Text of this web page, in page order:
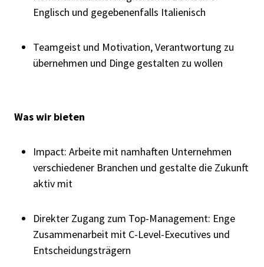
Englisch und gegebenenfalls Italienisch
Teamgeist und Motivation, Verantwortung zu
übernehmen und Dinge gestalten zu wollen
Was wir bieten
Impact: Arbeite mit namhaften Unternehmen
verschiedener Branchen und gestalte die Zukunft
aktiv mit
Direkter Zugang zum Top-Management: Enge
Zusammenarbeit mit C-Level-Executives und
Entscheidungsträgern